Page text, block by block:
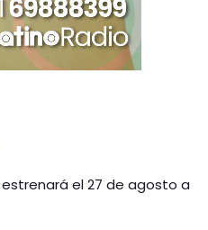
estrenará el 27 de agosto a